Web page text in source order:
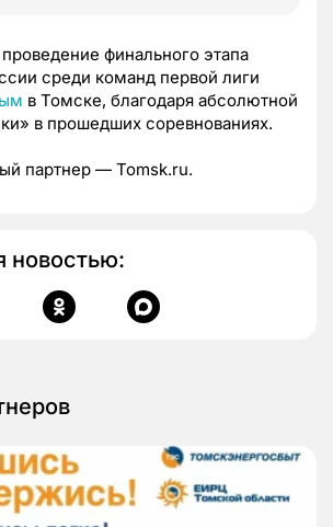
финального этапа
среди команд первой лиги
в Томске, благодаря абсолютной
в прошедших соревнованиях.
партнер — Tomsk.ru.
новостью: